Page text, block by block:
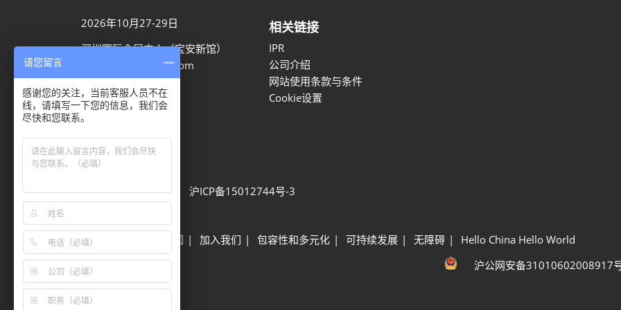
2026年10月27-29日
深圳国际会展中心（宝安新馆）
aaron.ye@rxglobal.com
021-2231 7259
相关链接
IPR
公司介绍
网站使用条款与条件
Cookie设置
隐私选项
隐私政策 Cookie政策
展会信息
可持续发展 网站地图 沪ICP备15012744号-3
其他励展展会 励展新闻 加入我们 包容性和多元化 可持续发展 无障碍
Hello China Hello World
沪公网安备31010602008917
请您留言
感谢您的关注，当前客服人员不在
线，请填写一下您的信息，我们会
尽快和您联系。